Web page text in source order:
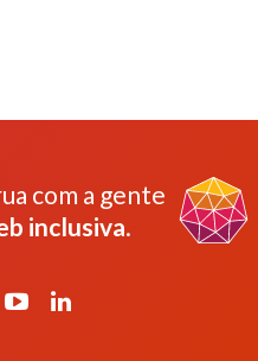
com a gente
inclusiva.
YouTubeLinkedIn